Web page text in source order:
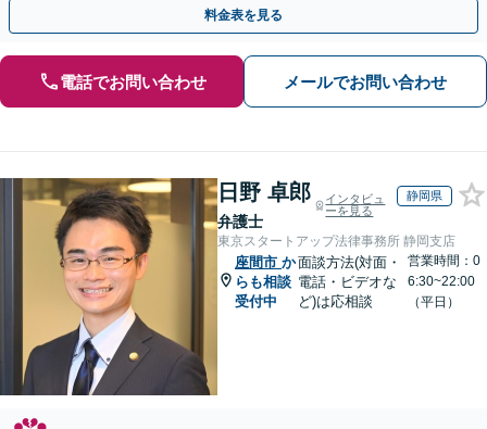
料金表を見る
電話でお問い合わせ メールでお問い合わせ
日野 卓郎
弁護士
インタビュ
ーを見る
静岡県
東京スタートアップ法律事務所 静岡支店
座間市 か
らも相談
受付中
面談方法(対面・
電話・ビデオな
ど)は応相談
営業時間：0
6:30~22:00
（平日）